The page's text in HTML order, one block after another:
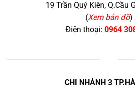
19 Trần Quý Kiên, Q.Cầu
(Xem bản đồ)
Điện thoại: 0964
CHI NHÁNH 3